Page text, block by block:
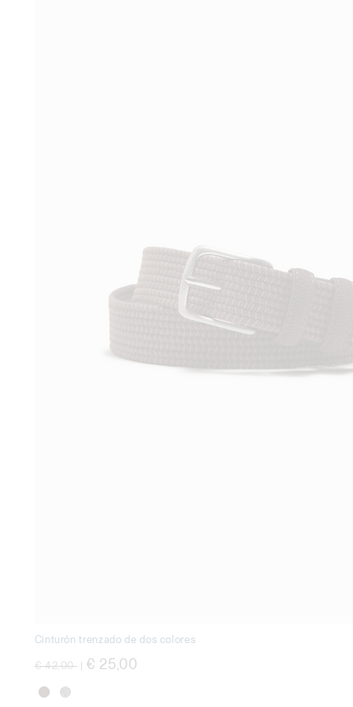
Cinturón trenzado de dos colores
precio rebajado desde
€ 42,00 a| € 25,00